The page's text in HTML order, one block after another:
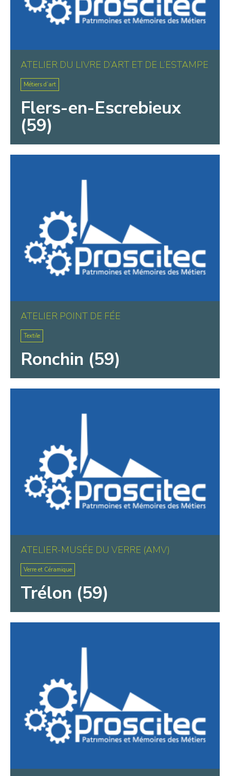
ATELIER DU LIVRE D’ART ET DE L’ESTAMPE
Métiers d’art
Flers-en-Escrebieux
(59)
ATELIER POINT DE FÉE
Textile
Ronchin (59)
ATELIER-MUSÉE DU VERRE (AMV)
Verre et Céramique
Trélon (59)